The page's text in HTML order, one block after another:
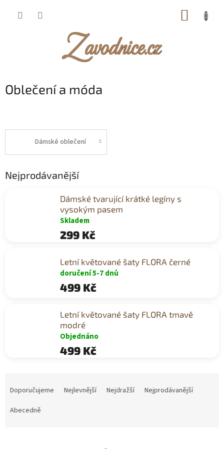
Oblečení a móda
Dámské oblečení
Nejprodávanější
Dámské tvarující krátké legíny s
vysokým pasem
Skladem
299 Kč
Letní květované šaty FLORA černé
doručení 5-7 dnů
499 Kč
Letní květované šaty FLORA tmavě
modré
Objednáno
499 Kč
Doporučujeme Nejlevnější Nejdražší
Nejprodávanější
Abecedně